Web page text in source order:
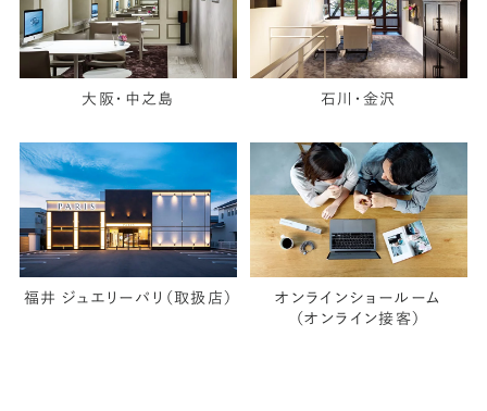
大阪・中之島 石川・金沢
福井 ジュエリーパリ（取扱店）
オンラインショールーム
（オンライン接客）